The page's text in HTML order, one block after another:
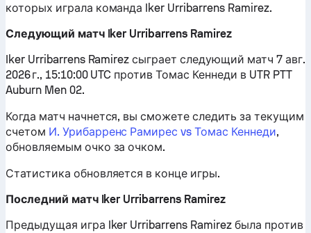
которых играла команда Iker Urribarrens Ramirez.
Следующий матч Iker Urribarrens Ramirez
Iker Urribarrens Ramirez сыграет следующий матч 7 авг.
2026 г., 15:10:00 UTC против Томас Кеннеди в UTR PTT
Auburn Men 02.
Когда матч начнется, вы сможете следить за текущим
счетом И. Урибарренс Рамирес vs Томас Кеннеди,
обновляемым очко за очком.
Статистика обновляется в конце игры.
Последний матч Iker Urribarrens Ramirez
Предыдущая игра Iker Urribarrens Ramirez была против